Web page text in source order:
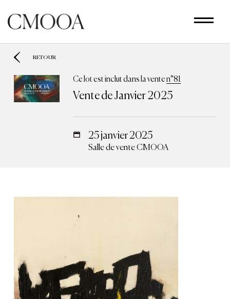
contenu
principal
RETOUR
Ce lot est inclut dans la venten°81
Vente de Janvier 2025
25 janvier 2025
Salle de vente CMOOA